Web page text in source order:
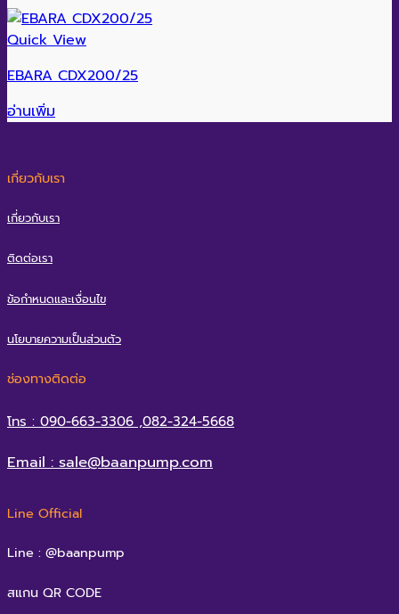
Quick View
EBARA CDX200/25
อ่านเพิ่ม
เกี่ยวกับเรา
เกี่ยวกับเรา
ติดต่อเรา
ข้อกำหนดและเงื่อนไข
นโยบายความเป็นส่วนตัว
ช่องทางติดต่อ
โทร : 090-663-3306 ,082-324-5668
Email : sale@baanpump.com
Line Official
Line : @baanpump
สแกน QR CODE